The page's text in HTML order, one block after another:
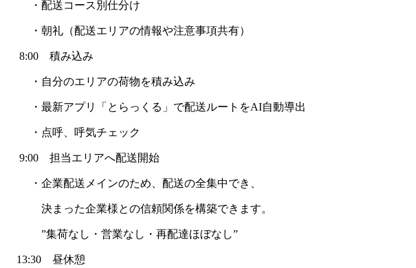
・配送コース別仕分け
・朝礼（配送エリアの情報や注意事項共有）
8:00 積み込み
・自分のエリアの荷物を積み込み
・最新アプリ「とらっくる」で配送ルートをAI自動導出
・点呼、呼気チェック
9:00 担当エリアへ配送開始
・企業配送メインのため、配送の全集中でき、
決まった企業様との信頼関係を構築できます。
”集荷なし・営業なし・再配達ほぼなし”
13:30 昼休憩